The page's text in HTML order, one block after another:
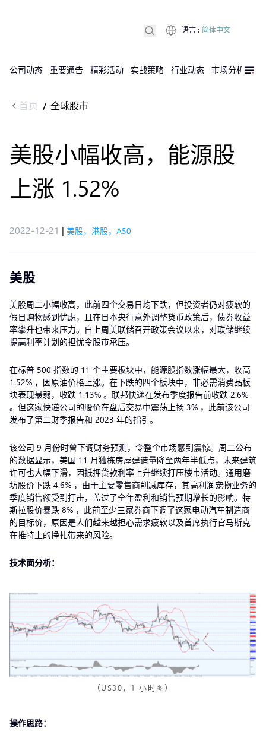
公司动态 重要通告 精彩活动 实战策略 行业动态 市场分析
语言 : 简体中文
首页 / 全球股市
美股小幅收高，能源股
上涨 1.52%
2022-12-21 | 美股，港股，A50
美股
美股周二小幅收高，此前四个交易日均下跌，但投资者仍对疲软的
假日购物感到忧虑，且在日本央行意外调整货币政策后，债券收益
率攀升也带来压力。自上周美联储召开政策会议以来，对联储继续
提高利率计划的担忧令股市承压。
在标普 500 指数的 11 个主要板块中，能源股指数涨幅最大，收高
1.52% ，因原油价格上涨。在下跌的四个板块中，非必需消费品板
块表现最弱，收跌 1.13% 。联邦快递在发布季度报告前收跌 2.6%
。但这家快递公司的股价在盘后交易中震荡上扬 3% ，此前该公司
发布了第二财季报告和 2023 年的指引。
该公司 9 月份时曾下调财务预测，令整个市场感到震惊。周二公布
的数据显示，美国 11 月独栋房屋建造量降至两年半低点，未来建筑
许可也大幅下滑，因抵押贷款利率上升继续打压楼市活动。通用磨
坊股价下跌 4.6% ，由于主要零售商削减库存，其高利润宠物业务的
季度销售额受到打击，盖过了全年盈利和销售预期增长的影响。特
斯拉股价暴跌 8% ，此前至少三家券商下调了这家电动汽车制造商
的目标价，原因是人们越来越担心需求疲软以及首席执行官马斯克
在推特上的挣扎带来的风险。
技术面分析：
（US30，1 小时图）
操作思路：